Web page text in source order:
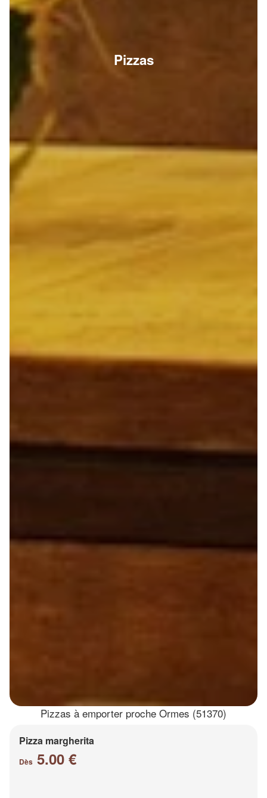
Pizzas
Pizzas à emporter proche Ormes (51370)
Pizza margherita
Dès 5.00 €